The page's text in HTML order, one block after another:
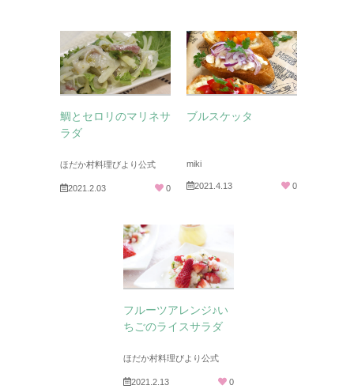
鯛とセロリのマリネサ
ラダ
ほだか村料理びより公式
2021.2.03 0
ブルスケッタ
miki
2021.4.13 0
フルーツアレンジ♪い
ちごのライスサラダ
ほだか村料理びより公式
2021.2.13 0